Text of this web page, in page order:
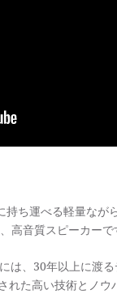
ち運べる軽量なが
高音質スピーカーで
は、30年以上に渡
れた高い技術とノ